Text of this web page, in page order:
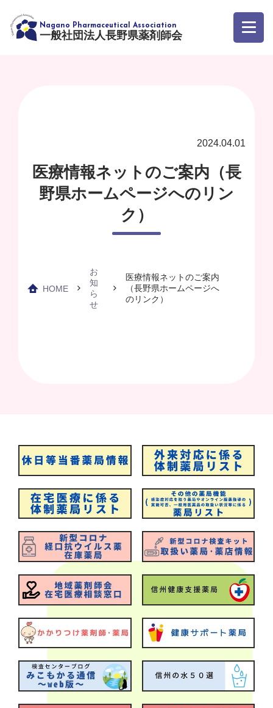
一般社団法人長野県薬剤師会
2024.04.01
医療情報ネットのご案内（長
野県ホームページへのリン
ク）
HOME
お
知
ら
せ
医療情報ネットのご案内
（長野県ホームページへ
のリンク）